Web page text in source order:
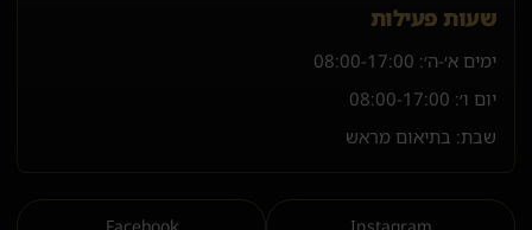
שעות פעילות
ימים א׳-ה׳: 08:00-17:00
יום ו׳: 08:00-17:00
שבת: בתיאום מראש